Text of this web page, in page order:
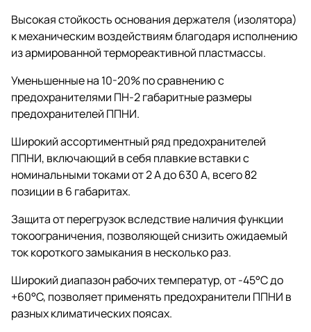
Высокая стойкость основания держателя (изолятора)
к механическим воздействиям благодаря исполнению
из армированной термореактивной пластмассы.
Уменьшенные на 10-20% по сравнению с
предохранителями ПН-2 габаритные размеры
предохранителей ППНИ.
Широкий ассортиментный ряд предохранителей
ППНИ, включающий в себя плавкие вставки с
номинальными токами от 2 А до 630 А, всего 82
позиции в 6 габаритах.
Защита от перегрузок вследствие наличия функции
токоограничения, позволяющей снизить ожидаемый
ток короткого замыкания в несколько раз.
Широкий диапазон рабочих температур, от -45°С до
+60°С, позволяет применять предохранители ППНИ в
разных климатических поясах.